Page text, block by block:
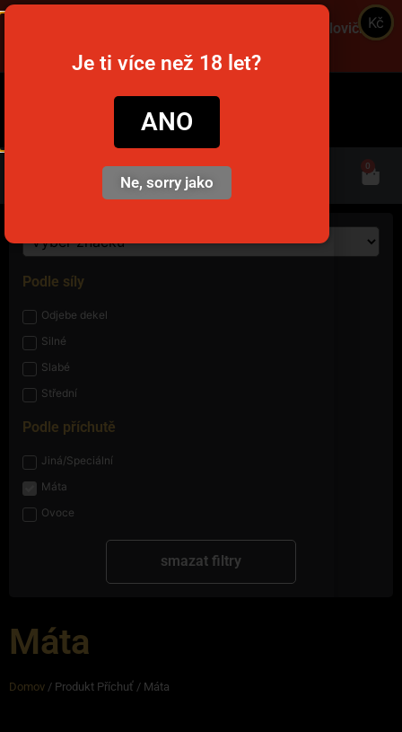
Objednajte cez víkend a získajte dopravu za polovičnú
snusim.to
0
Podle síly
Odjebe dekel
Silné
Slabé
Střední
Podle příchutě
Jiná/Speciální
Máta
Ovoce
smazat filtry
Máta
Domov / Produkt Příchuť / Máta
Kč
Je ti více než 18 let?
ANO
Ne, sorry jako